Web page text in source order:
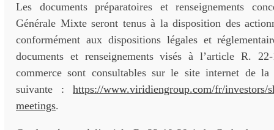
Les documents préparatoires et renseignements
Générale Mixte seront tenus à la disposition des
conformément aux dispositions légales et
documents et renseignements visés à l’article R.
commerce sont consultables sur le site internet de la
suivante : https://www.viridiengroup.com/fr/investors/
meetings.